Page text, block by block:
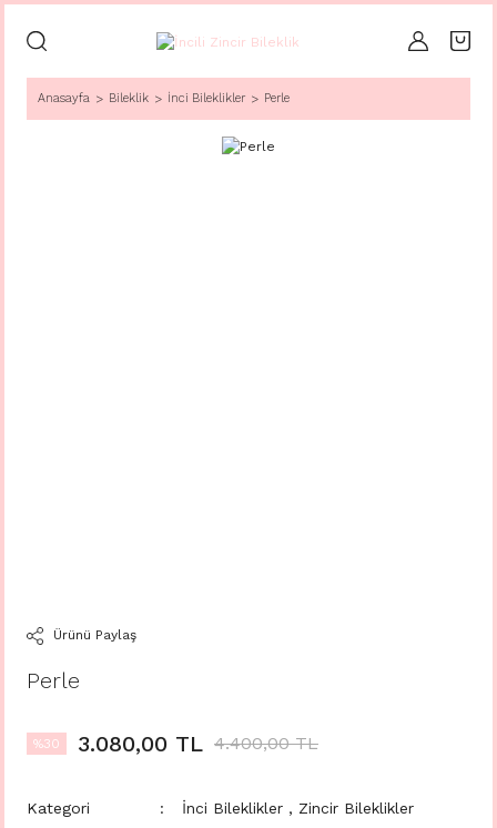
Anasayfa Bileklik İnci Bileklikler Perle
Ürünü Paylaş
Perle
%30 3.080,00 TL 4.400,00 TL
Kategori İnci Bileklikler , Zincir Bileklikler